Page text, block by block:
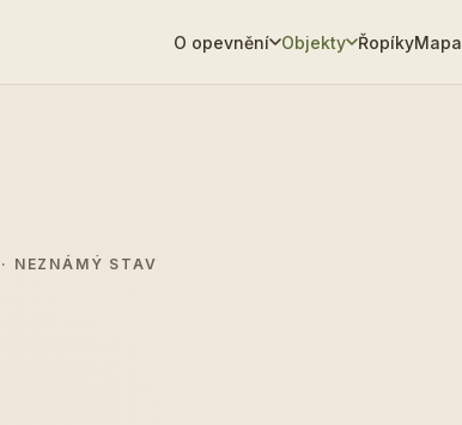
O opevnění Objekty ŘopíkyMapa
· NEZNÁMÝ STAV